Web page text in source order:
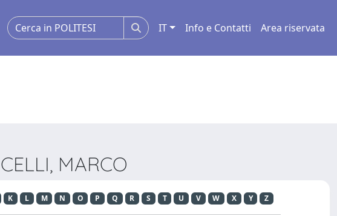
IT Info e Contatti Area riservata
MARCO
K L M N O P Q R S T U V W X Y Z